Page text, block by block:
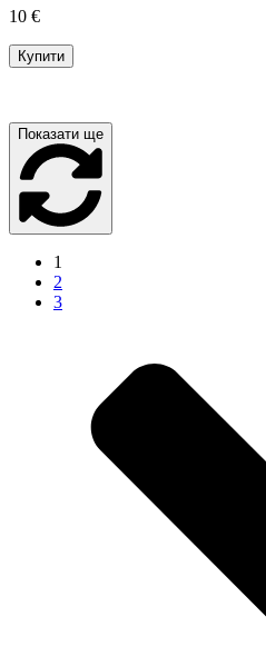
10 €
Купити
Показати ще
1
2
3